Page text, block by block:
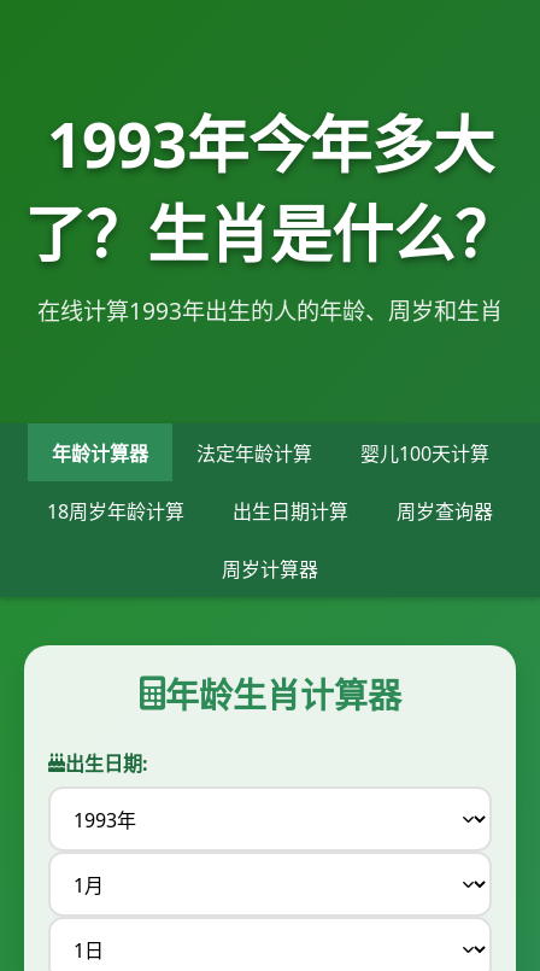
1993年今年多大
了？生肖是什么？
在线计算1993年出生的人的年龄、周岁和生肖
年龄计算器 法定年龄计算 婴儿100天计算
18周岁年龄计算 出生日期计算 周岁查询器
周岁计算器
年龄生肖计算器
出生日期: